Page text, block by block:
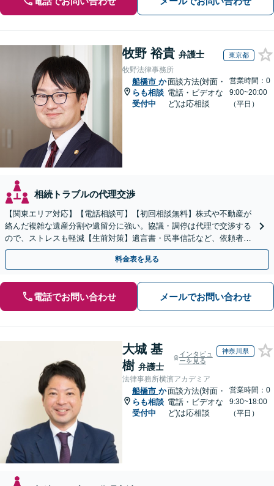
牧野 裕貴 弁護士 東京都
牧野法律事務所
船橋市 か
らも相談
受付中
面談方法(対面・
電話・ビデオな
ど)は応相談
営業時間：0
9:00~20:00
（平日）
相続トラブルの代理交渉
【関東エリア対応】【電話相談可】【初回相談無料】株式や不動産が
絡んだ複雑な遺産分割や遺留分に強い。協議・調停は代理で交渉する
ので、ストレスも軽減【生前対策】遺言書・民事信託など、依頼者さ
まの希望に合わせて対応【夜間・休日面談可】
料金表を見る
電話でお問い合わせ メールでお問い合わせ
大城 基
樹 弁護士
インタビュ
ーを見る
神奈川県
法律事務所横濱アカデミア
船橋市 か
らも相談
受付中
面談方法(対面・
電話・ビデオな
ど)は応相談
営業時間：0
9:30~18:00
（平日）